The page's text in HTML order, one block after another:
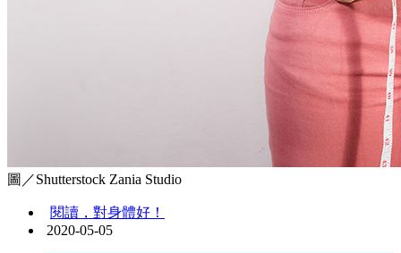
圖／Shutterstock Zania Studio
閱讀，對身體好！
2020-05-05